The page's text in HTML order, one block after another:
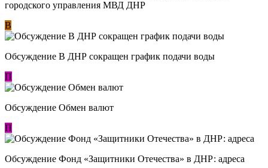
городского управления МВД ДНР
В
Обсуждение В ДНР сокращен график подачи воды
П
Обсуждение Обмен валют
П
Обсуждение Фонд «Защитники Отечества» в ДНР: адреса